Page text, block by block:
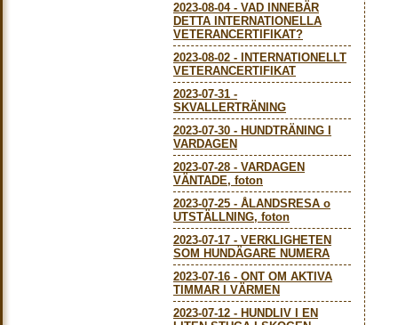
2023-08-04- VAD INNEBÄR
DETTA INTERNATIONELLA
VETERANCERTIFIKAT?
2023-08-02 -
INTERNATIONELLT
VETERANCERTIFIKAT
2023-07-31 -
SKVALLERTRÄNING
2023-07-30 - HUNDTRÄNING I
VARDAGEN
2023-07-28 - VARDAGEN
VÄNTADE, foton
2023-07-25 - ÅLANDSRESA o
UTSTÄLLNING, foton
2023-07-17 - VERKLIGHETEN
SOM HUNDÄGARE NUMERA
2023-07-16 - ONT OM AKTIVA
TIMMAR I VÄRMEN
2023-07-12 - HUNDLIV I EN